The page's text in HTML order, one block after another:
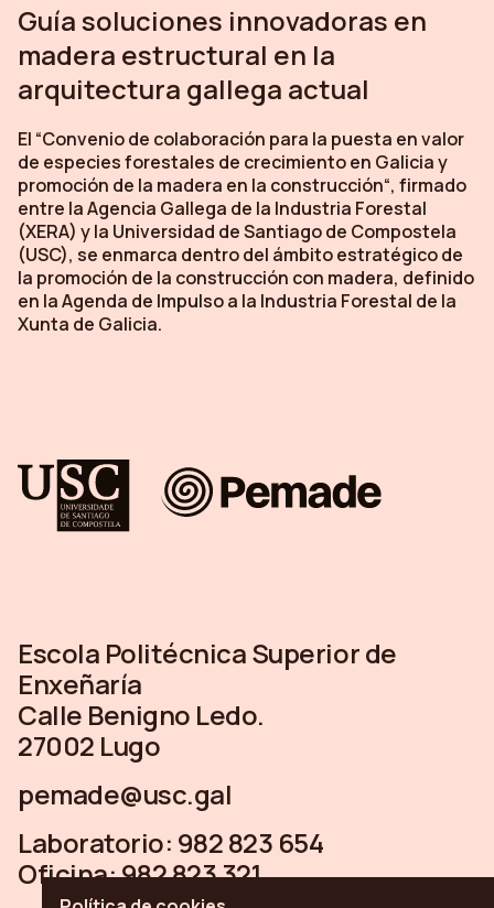
Guía soluciones innovadoras en
madera estructural en la
arquitectura gallega actual
El “Convenio de colaboración para la puesta en valor
de especies forestales de crecimiento en Galicia y
promoción de la madera en la construcción“, firmado
entre la Agencia Gallega de la Industria Forestal
(XERA) y la Universidad de Santiago de Compostela
(USC), se enmarca dentro del ámbito estratégico de
la promoción de la construcción con madera, definido
en la Agenda de Impulso a la Industria Forestal de la
Xunta de Galicia.
Escola Politécnica Superior de
Enxeñaría
Calle Benigno Ledo.
27002 Lugo
pemade@usc.gal
Laboratorio: 982 823 654
Oficina:982 823 321